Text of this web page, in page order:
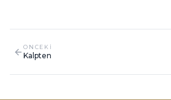
ONCEKI
Kalpten